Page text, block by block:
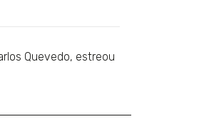
Quevedo, estreou